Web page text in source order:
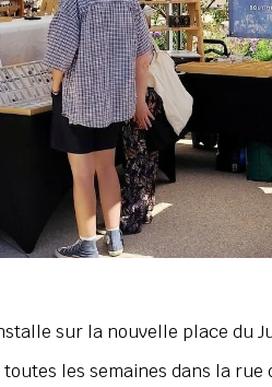
sur la nouvelle place du
les semaines dans la